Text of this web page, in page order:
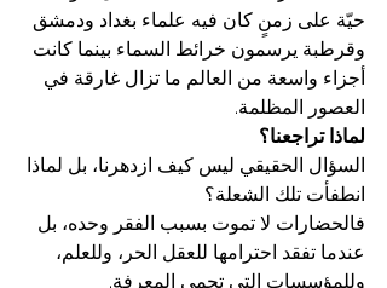
حيّة على زمنٍ كان فيه علماء بغداد ودمشق
وقرطبة يرسمون خرائط السماء بينما كانت
أجزاء واسعة من العالم ما تزال غارقة في
العصور المظلمة.
لماذا تراجعنا؟
السؤال الحقيقي ليس كيف ازدهرنا، بل لماذا
انطفأت تلك الشعلة؟
فالحضارات لا تموت بسبب الفقر وحده، بل
عندما تفقد احترامها للعقل الحر، وللعلم،
وللمؤسسات التي تحمي المعرفة.